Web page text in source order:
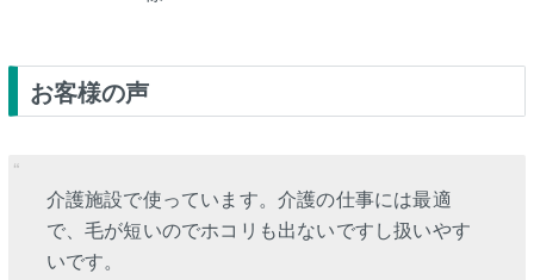
お客様の声
介護施設で使っています。介護の仕事には最適
で、毛が短いのでホコリも出ないですし扱いやす
いです。